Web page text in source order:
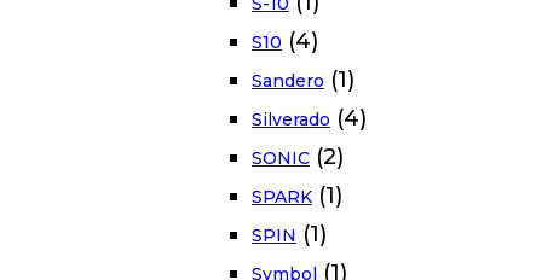
S10 (4)
Sandero (1)
Silverado (4)
SONIC (2)
SPARK (1)
SPIN (1)
Symbol (1)